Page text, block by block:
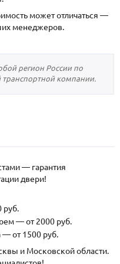
может отличаться —
менеджеров.
регион России по
транспортной компании.
— гарантия
двери!
руб.
— от 2000 руб.
от 1500 руб.
и Московской области.